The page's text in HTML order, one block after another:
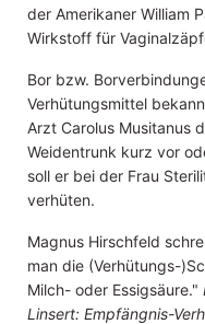
der Amerikaner William
Wirkstoff für
Bor bzw.
Verhütungsmittel
Arzt Carolus Musitanus
Weidentrunk kurz vor
soll er bei der Frau
verhüten.
Magnus Hirschfeld
man die (Verhütungs-
Milch- oder Essigsäure."
Linsert: Empfängnis-